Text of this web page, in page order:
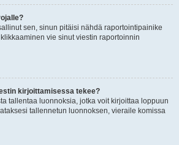
sen, sinun pitäisi nähdä raportointipainike
vie sinut viestin raportoinnin
kirjoittamisessa tekee?
tallentaa luonnoksia, jotka voit kirjoittaa loppuun
tallennetun luonnoksen, vieraile komissa